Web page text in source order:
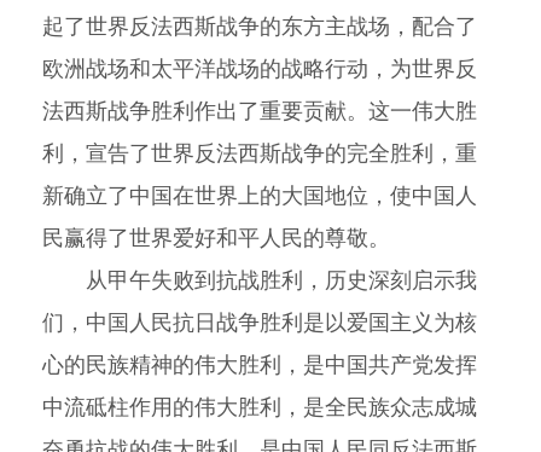
起了世界反法西斯战争的东方主战场，配合了
欧洲战场和太平洋战场的战略行动，为世界反
法西斯战争胜利作出了重要贡献。这一伟大胜
利，宣告了世界反法西斯战争的完全胜利，重
新确立了中国在世界上的大国地位，使中国人
民赢得了世界爱好和平人民的尊敬。
从甲午失败到抗战胜利，历史深刻启示我
们，中国人民抗日战争胜利是以爱国主义为核
心的民族精神的伟大胜利，是中国共产党发挥
中流砥柱作用的伟大胜利，是全民族众志成城